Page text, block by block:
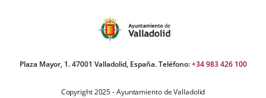
Plaza Mayor, 1. 47001 Valladolid, España. Teléfono:+34 983 426 100
Copyright 2025 - Ayuntamiento de Valladolid